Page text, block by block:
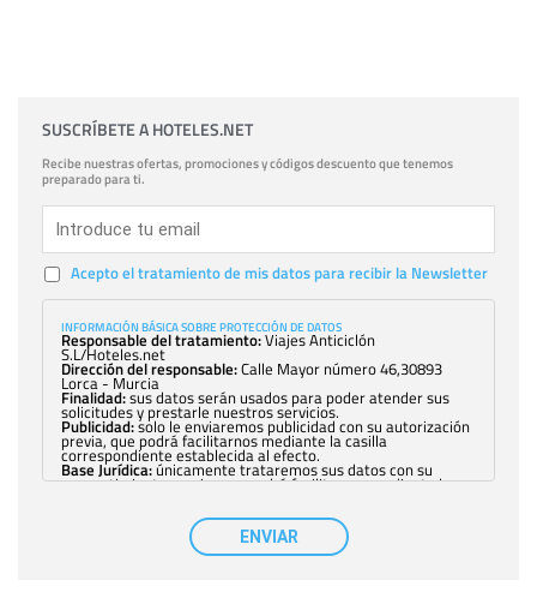
SUSCRÍBETE A HOTELES.NET
Recibe nuestras ofertas, promociones y códigos descuento que tenemos
preparado para ti.
Acepto el tratamiento de mis datos para recibir la Newsletter
INFORMACIÓN BÁSICA SOBRE PROTECCIÓN DE DATOS
Responsable del tratamiento:Viajes Anticiclón
S.L/Hoteles.net
Dirección del responsable:Calle Mayor número 46,30893
Lorca - Murcia
Finalidad:sus datos serán usados para poder atender sus
solicitudes y prestarle nuestros servicios.
Publicidad:solo le enviaremos publicidad con su autorización
previa, que podrá facilitarnos mediante la casilla
correspondiente establecida al efecto.
Base Jurídica:únicamente trataremos sus datos con su
consentimiento previo, que podrá facilitarnos mediante la
con carácter general, sólo el personal de
nuestra entidad que esté debidamente autorizado podrá
tener conocimiento de la información que le pedimos. No se
comunicarán datos a terceros.
ENVIAR